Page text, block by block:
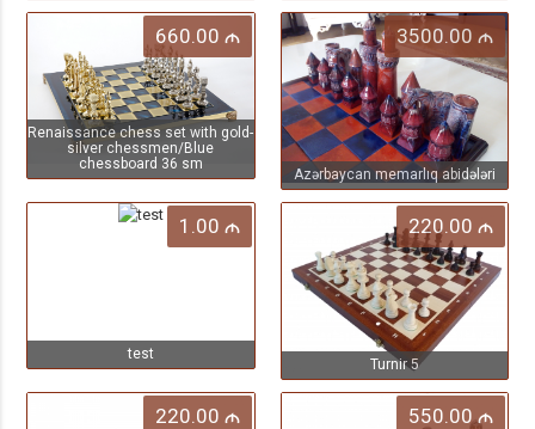
Renaissance chess set with gold-
silver chessmen/Blue
chessboard 36 sm
660.00 M
Azərbaycan memarlıq abidələri
3500.00 M
test
1.00 M
Turnir 5
220.00 M
220.00 M 550.00 M